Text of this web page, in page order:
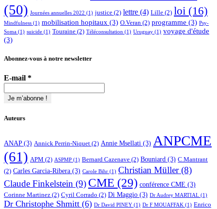
(50) Journées annuelles 2022 (1) justice (2) lettre (4) Lille (2) loi (16)
Mindfulness (1) mobilisation hopitaux (3) O.Veran (2) programme (3) Psy-
Soma (1) suicide (1) Touraine (2) Téléconsultation (1) Uruguay (1) voyage d'étude
(3)
Abonnez-vous à notre newsletter
E-mail *
Auteurs
ANAP(3) Annick Perrin-Niquet (2) Annie Msellati (3) ANPCME
(61) APM (2) ASPMP (1) Bernard Cazenave (2) Bouniard (3) C.Mantrant
(2) Carles Garcia-Ribera (3) Carole Bihr (1) Christian Müller(8)
Claude Finkelstein (9) CME (29) conférence CME (3)
Corinne Martinez (2) Cyril Corrado (2) Di Maggio (3) Dr Audrey MARTIAL (1)
Dr Christophe Shmitt (6) Dr David PINEY (1) Dr F MOUAFFAK (1) Enrico